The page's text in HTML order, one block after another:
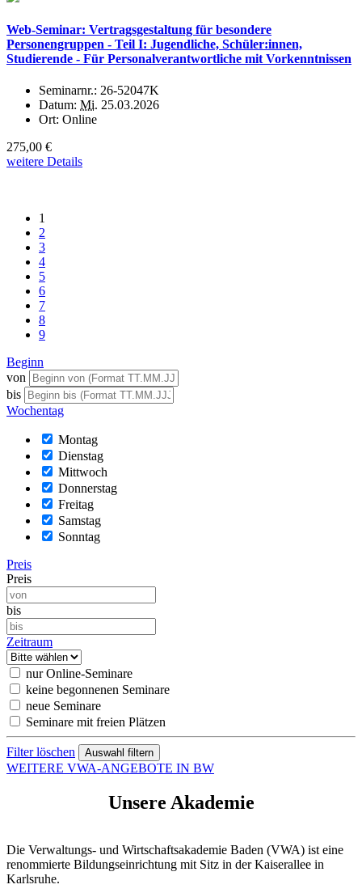
Web-Seminar: Vertragsgestaltung für besondere
Personengruppen - Teil I: Jugendliche, Schüler:innen,
Studierende - Für Personalverantwortliche mit Vorkenntnissen
Seminarnr.: 26-52047K
Datum: Mi. 25.03.2026
Ort: Online
275,00 €
weitere Details
1
2
3
4
5
6
7
8
9
Beginn
von
bis
Wochentag
Montag
Dienstag
Mittwoch
Donnerstag
Freitag
Samstag
Sonntag
Preis
Preis
bis
Zeitraum
nur Online-Seminare
keine begonnenen Seminare
neue Seminare
Seminare mit freien Plätzen
Filter löschen
WEITERE VWA-ANGEBOTE IN BW
Unsere Akademie
Die Verwaltungs- und Wirtschaftsakademie Baden (VWA) ist eine
renommierte Bildungseinrichtung mit Sitz in der Kaiserallee in
Karlsruhe.